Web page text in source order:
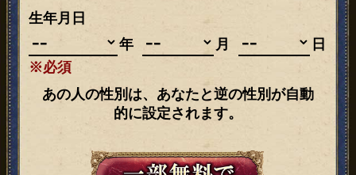
生年月日
年
月
日
※必須
あの人の性別は、あなたと逆の性別が自動
的に設定されます。